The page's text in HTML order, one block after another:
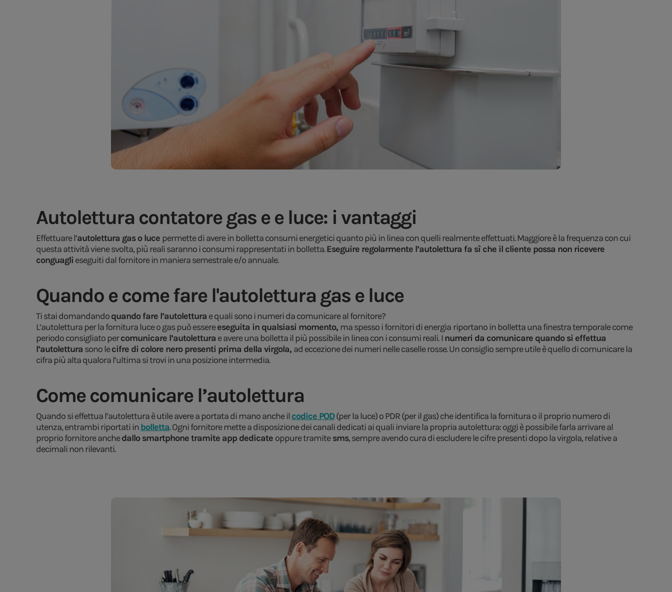
Autolettura contatore gas e e luce: i vantaggi
Effettuare l’autolettura gas o luce permette di avere in bolletta consumi energetici quanto più in linea con quelli realmente effettuati. Maggiore è la frequenza con cui
questa attività viene svolta, più reali saranno i consumi rappresentati in bolletta.Eseguire regolarmente l’autolettura fa sì che il cliente possa non ricevere
conguagli eseguiti dal fornitore in maniera semestrale e/o annuale.
Quando e come fare l'autolettura gas e luce
Ti stai domandandoquando fare l’autolettura e quali sono i numeri da comunicare al fornitore?
L’autolettura per la fornitura luce o gas può essereeseguita in qualsiasi momento, ma spesso i fornitori di energia riportano in bolletta una finestra temporale come
periodo consigliato percomunicare l’autolettura e avere una bolletta il più possibile in linea con i consumi reali. Inumeri da comunicare quando si effettua
l’autolettura sono lecifre di colore nero presenti prima della virgola, ad eccezione dei numeri nelle caselle rosse. Un consiglio sempre utile è quello di comunicare la
cifra più alta qualora l’ultima si trovi in una posizione intermedia.
Come comunicare l’autolettura
Quando si effettua l’autolettura è utile avere a portata di mano anche ilcodice POD(per la luce) o PDR (per il gas) che identifica la fornitura o il proprio numero di
utenza, entrambi riportati inbolletta. Ogni fornitore mette a disposizione dei canali dedicati ai quali inviare la propria autolettura: oggi è possibile farla arrivare al
proprio fornitore anchedallo smartphone tramite app dedicate oppure tramitesms, sempre avendo cura di escludere le cifre presenti dopo la virgola, relative a
decimali non rilevanti.